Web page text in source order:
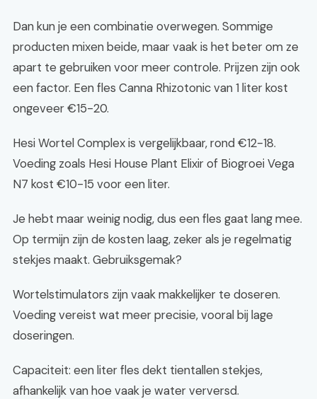
Dan kun je een combinatie overwegen. Sommige
producten mixen beide, maar vaak is het beter om ze
apart te gebruiken voor meer controle. Prijzen zijn ook
een factor. Een fles Canna Rhizotonic van 1 liter kost
ongeveer €15-20.
Hesi Wortel Complex is vergelijkbaar, rond €12-18.
Voeding zoals Hesi House Plant Elixir of Biogroei Vega
N7 kost €10-15 voor een liter.
Je hebt maar weinig nodig, dus een fles gaat lang mee.
Op termijn zijn de kosten laag, zeker als je regelmatig
stekjes maakt. Gebruiksgemak?
Wortelstimulators zijn vaak makkelijker te doseren.
Voeding vereist wat meer precisie, vooral bij lage
doseringen.
Capaciteit: een liter fles dekt tientallen stekjes,
afhankelijk van hoe vaak je water verversd.